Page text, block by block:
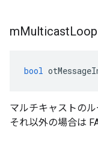
mMulticastLoop
bool
マルチキャストのル
それ以外の場合は